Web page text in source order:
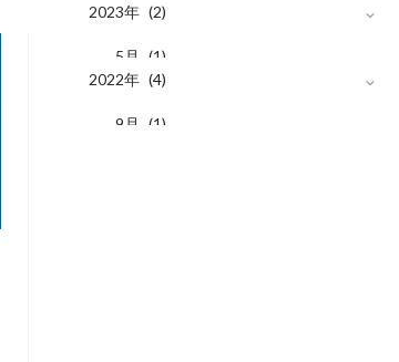
2023年 (2)
5 月 (1)
2022年 (4)
9 月 (1)